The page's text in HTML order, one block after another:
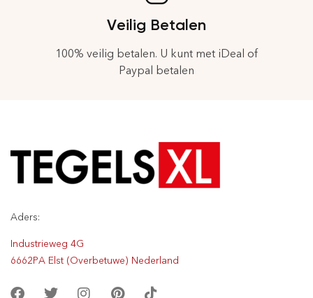
Veilig Betalen
100% veilig betalen. U kunt met iDeal of
Paypal betalen
Aders:
Industrieweg 4G
6662PA Elst (Overbetuwe) Nederland